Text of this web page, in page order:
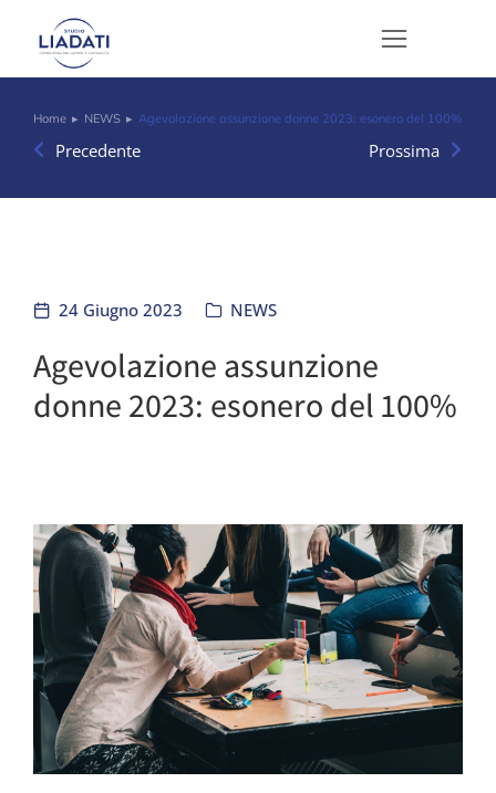
Tu sei qui:
Home NEWS Agevolazione assunzione donne 2023: esonero del 100%
Precedente Prossima
24 Giugno 2023 NEWS
Agevolazione assunzione
donne 2023: esonero del 100%